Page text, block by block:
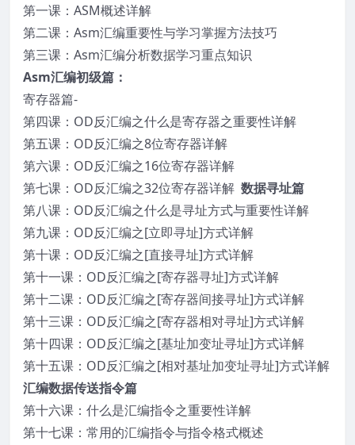
第一课：ASM概述详解
第二课：Asm汇编重要性与学习掌握方法技巧
第三课：Asm汇编分析数据学习重点知识
Asm汇编初级篇：
寄存器篇-
第四课：OD反汇编之什么是寄存器之重要性详解
第五课：OD反汇编之8位寄存器详解
第六课：OD反汇编之16位寄存器详解
第七课：OD反汇编之32位寄存器详解 数据寻址篇
第八课：OD反汇编之什么是寻址方式与重要性详解
第九课：OD反汇编之[立即寻址]方式详解
第十课：OD反汇编之[直接寻址]方式详解
第十一课：OD反汇编之[寄存器寻址]方式详解
第十二课：OD反汇编之[寄存器间接寻址]方式详解
第十三课：OD反汇编之[寄存器相对寻址]方式详解
第十四课：OD反汇编之[基址加变址寻址]方式详解
第十五课：OD反汇编之[相对基址加变址寻址]方式详解
汇编数据传送指令篇
第十六课：什么是汇编指令之重要性详解
第十七课：常用的汇编指令与指令格式概述